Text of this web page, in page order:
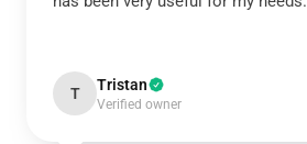
T Tristan
Verified owner